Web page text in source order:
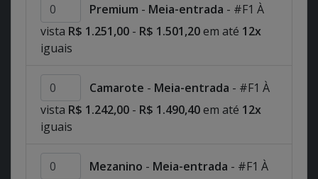
Premium - Meia-entrada - #F1 À
vista R$ 1.251,00 - R$ 1.501,20em até 12x
iguais
Camarote - Meia-entrada - #F1 À
vista R$ 1.242,00 - R$ 1.490,40em até 12x
iguais
Mezanino - Meia-entrada - #F1 À